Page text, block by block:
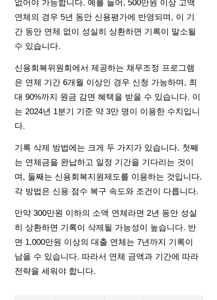
없어야 가능합니다. 예를 들어, 500만원 이상 고액
연체의 경우 5년 동안 신용평가에 반영되며, 이 기
간 동안 연체 없이 성실히 상환하면 기록이 말소될
수 있습니다.
신용회복위원회에서 제공하는 채무조정 프로그램
은 연체 기간 6개월 이상인 경우 신청 가능하며, 최
대 90%까지 원금 감면 혜택을 받을 수 있습니다. 이
는 2024년 1분기 기준 약 3만 명이 이용한 수치입니
다.
기록 삭제 방법에는 크게 두 가지가 있습니다. 첫째
는 연체금을 완납하고 일정 기간을 기다리는 것이
며, 둘째는 신용회복지원제도를 이용하는 것입니다.
각 방법은 신용 점수 복구 속도와 조건이 다릅니다.
만약 300만원 이하의 소액 연체라면 2년 동안 성실
히 상환하면 기록이 삭제될 가능성이 높습니다. 반
면 1,000만원 이상의 대출 연체는 7년까지 기록이
남을 수 있습니다. 따라서 연체 금액과 기간에 따라
전략을 세워야 합니다.